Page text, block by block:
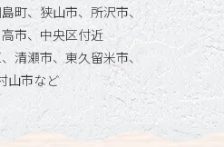
町、狭山市、所沢市、
市、中央区付近
清瀬市、東久留米市、
山市など